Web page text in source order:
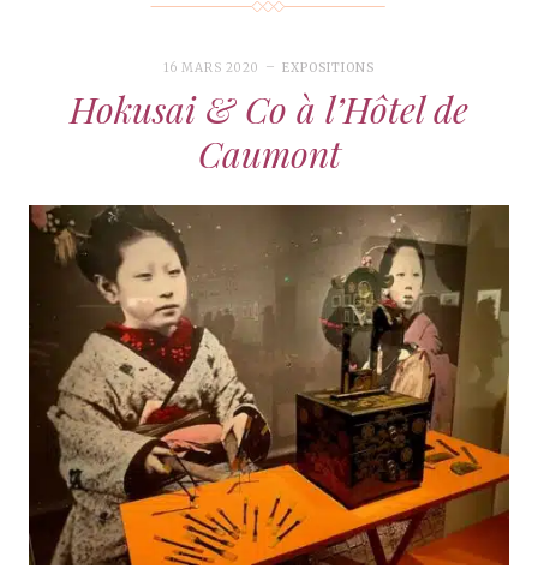
16 MARS 2020 EXPOSITIONS
Hokusai & Co à l’Hôtel de
Caumont